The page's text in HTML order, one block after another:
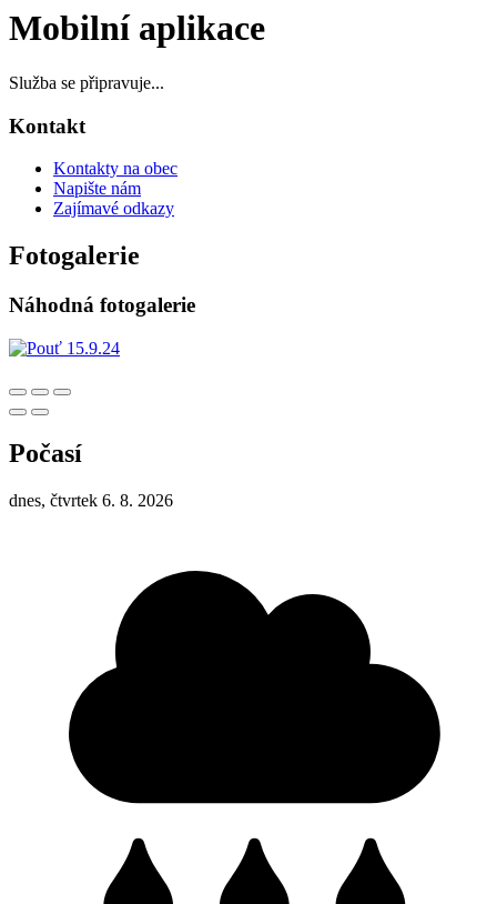
Mobilní aplikace
Služba se připravuje...
Kontakt
Kontakty na obec
Napište nám
Zajímavé odkazy
Fotogalerie
Náhodná fotogalerie
Počasí
dnes, čtvrtek 6. 8. 2026